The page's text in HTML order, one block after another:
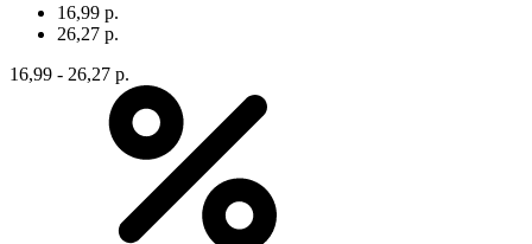
16,99 р.
26,27 р.
16,99 - 26,27 р.